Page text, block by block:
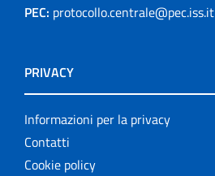
PEC: protocollo.centrale@pec.iss.it
PRIVACY
Informazioni per la privacy
Contatti
Cookie policy